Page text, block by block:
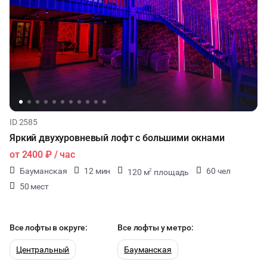
ID 2585
Яркий двухуровневый лофт с большими окнами
от 2400 ₽/ час
Бауманская 12 мин 120 м2 площадь
60 чел
50 мест
Все лофты в округе:
Центральный
Все лофты у метро:
Бауманская